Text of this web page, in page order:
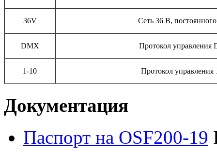
36V Сеть 36 В, постоянного
DMX Протокол управления
1-10 Протокол управления
Документация
Паспорт на OSF200-19